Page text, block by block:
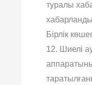
туралы
Бірлік
12. Шиелі